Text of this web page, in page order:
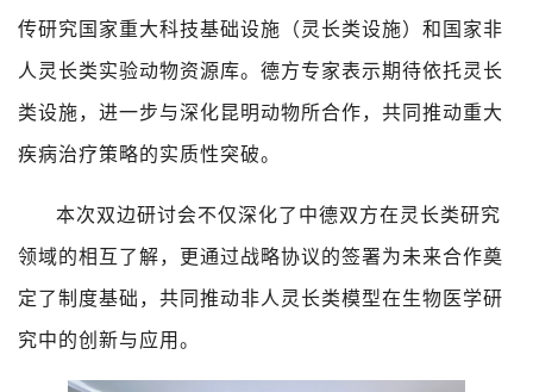
传研究国家重大科技基础设施（灵长类设施）和国家非
人灵长类实验动物资源库。德方专家表示期待依托灵长
类设施，进一步与深化昆明动物所合作，共同推动重大
疾病治疗策略的实质性突破。
本次双边研讨会不仅深化了中德双方在灵长类研究
领域的相互了解，更通过战略协议的签署为未来合作奠
定了制度基础，共同推动非人灵长类模型在生物医学研
究中的创新与应用。